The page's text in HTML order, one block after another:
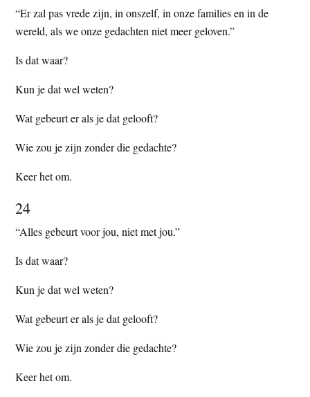
“Er zal pas vrede zijn, in onszelf, in onze families en in de
wereld, als we onze gedachten niet meer geloven.”
Is dat waar?
Kun je dat wel weten?
Wat gebeurt er als je dat gelooft?
Wie zou je zijn zonder die gedachte?
Keer het om.
24
“Alles gebeurt voor jou, niet met jou.”
Is dat waar?
Kun je dat wel weten?
Wat gebeurt er als je dat gelooft?
Wie zou je zijn zonder die gedachte?
Keer het om.